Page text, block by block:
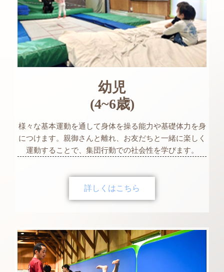
幼児
(4~6歳)
様々な基本運動を通して身体を操る能力や基礎体力を身
につけます。親御さんと離れ、お友だちと一緒に楽しく
運動することで、集団行動での社会性を学びます。
詳しくはこちら